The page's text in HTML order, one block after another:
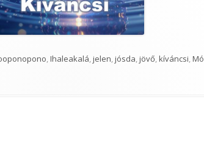
,Ihaleakalá,jelen,jósda,jövő,kíváncsi,